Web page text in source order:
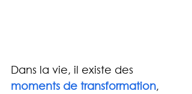
Dans la vie, il existe des
moments de transformation,